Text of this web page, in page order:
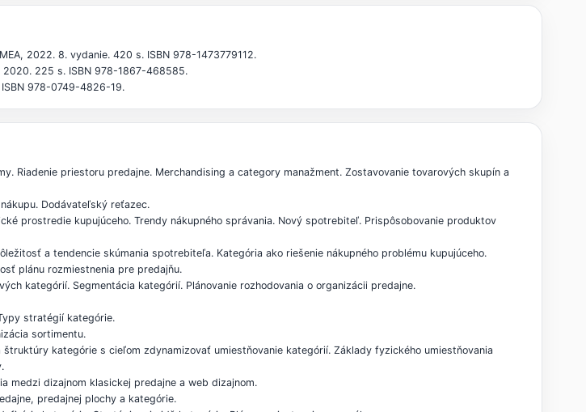
2022. 8. vydanie. 420 s. ISBN 978-1473779112.
2020. 225 s. ISBN 978-1867-468585.
ISBN 978-0749-4826-19.
Riadenie priestoru predajne. Merchandising a category manažment. Zostavovanie tovarových skupín a
Dodávateľský reťazec.
prostredie kupujúceho. Trendy nákupného správania. Nový spotrebiteľ. Prispôsobovanie produktov
a tendencie skúmania spotrebiteľa. Kategória ako riešenie nákupného problému kupujúceho.
plánu rozmiestnenia pre predajňu.
kategórií. Segmentácia kategórií. Plánovanie rozhodovania o organizácii predajne.
stratégií kategórie.
sortimentu.
kategórie s cieľom zdynamizovať umiestňovanie kategórií. Základy fyzického umiestňovania
medzi dizajnom klasickej predajne a web dizajnom.
predajnej plochy a kategórie.